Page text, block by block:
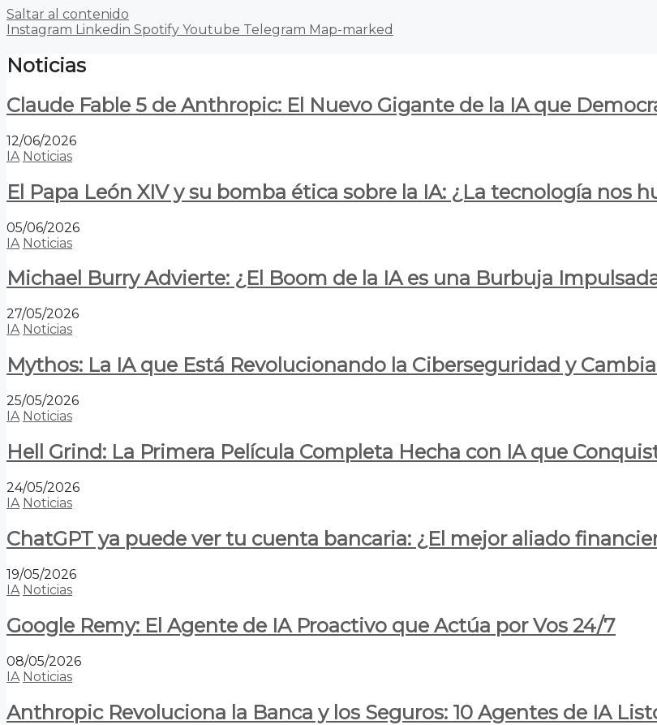
Saltar al contenido
Instagram Linkedin Spotify Youtube Telegram Map-marked
Noticias
Claude Fable 5 de Anthropic: El Nuevo Gigante de la IA que
12/06/2026
IA Noticias
El Papa León XIV y su bomba ética sobre la IA: ¿La tecnología nos
05/06/2026
IA Noticias
Michael Burry Advierte: ¿El Boom de la IA es una Burbuja
27/05/2026
IA Noticias
Mythos: La IA que Está Revolucionando la Ciberseguridad y
25/05/2026
IA Noticias
Hell Grind: La Primera Película Completa Hecha con IA que
24/05/2026
IA Noticias
ChatGPT ya puede ver tu cuenta bancaria: ¿El mejor aliado
19/05/2026
IA Noticias
Google Remy: El Agente de IA Proactivo que Actúa por Vos 24/7
08/05/2026
IA Noticias
Anthropic Revoluciona la Banca y los Seguros: 10 Agentes de IA